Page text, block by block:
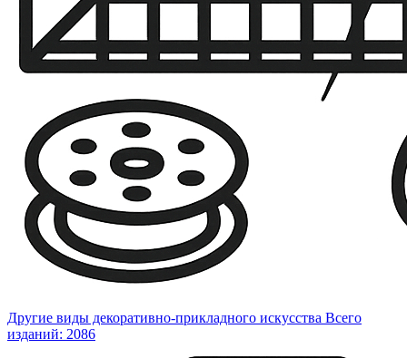
Другие виды декоративно-прикладного искусства Всего
изданий: 2086